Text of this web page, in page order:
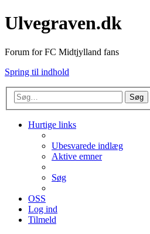
Ulvegraven.dk
Forum for FC Midtjylland fans
Spring til indhold
Søg
Hurtige links
Ubesvarede indlæg
Aktive emner
Søg
OSS
Log ind
Tilmeld